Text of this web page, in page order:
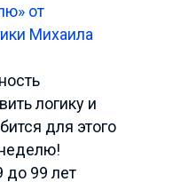
от
Михаила
логику и
для этого
до 99 лет